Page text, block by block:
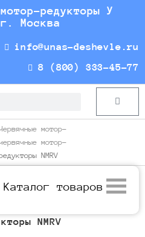
редукторы У
Москва
info@unas-deshevle.ru
8 (800) 333-45-77
Cart
мотор-
мотор-
NMRV
Каталог товаров
NMRV